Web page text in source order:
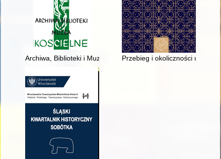
Archiwa, Biblioteki i Muzea Kościelne : organ Ośrodka
Przebieg i okoliczności